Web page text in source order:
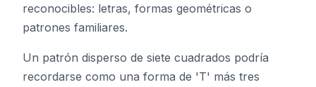
reconocibles: letras, formas geométricas o
patrones familiares.
Un patrón disperso de siete cuadrados podría
recordarse como una forma de 'T' más tres